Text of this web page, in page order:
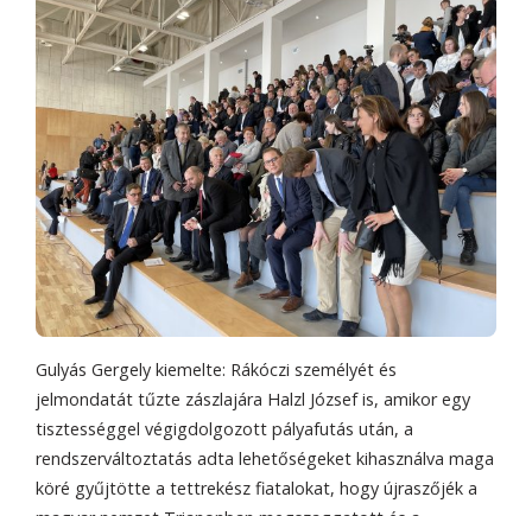
Gulyás Gergely kiemelte: Rákóczi személyét és
jelmondatát tűzte zászlajára Halzl József is, amikor egy
tisztességgel végigdolgozott pályafutás után, a
rendszerváltoztatás adta lehetőségeket kihasználva maga
köré gyűjtötte a tettrekész fiatalokat, hogy újraszőjék a